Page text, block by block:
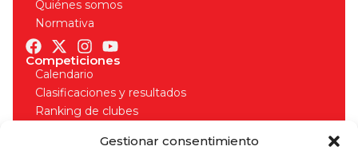
Gestionar consentimiento
Quiénes somos
Normativa
Competiciones
Calendario
Clasificaciones y resultados
Ranking de clubes
Normativa competiciones